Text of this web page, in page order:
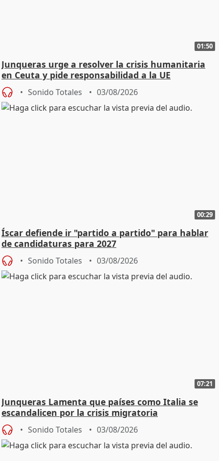
01:50
Junqueras urge a resolver la crisis humanitaria
en Ceuta y pide responsabilidad a la UE
Sonido Totales 03/08/2026
00:29
Íscar defiende ir "partido a partido" para hablar
de candidaturas para 2027
Sonido Totales 03/08/2026
07:21
Junqueras Lamenta que países como Italia se
escandalicen por la crisis migratoria
Sonido Totales 03/08/2026